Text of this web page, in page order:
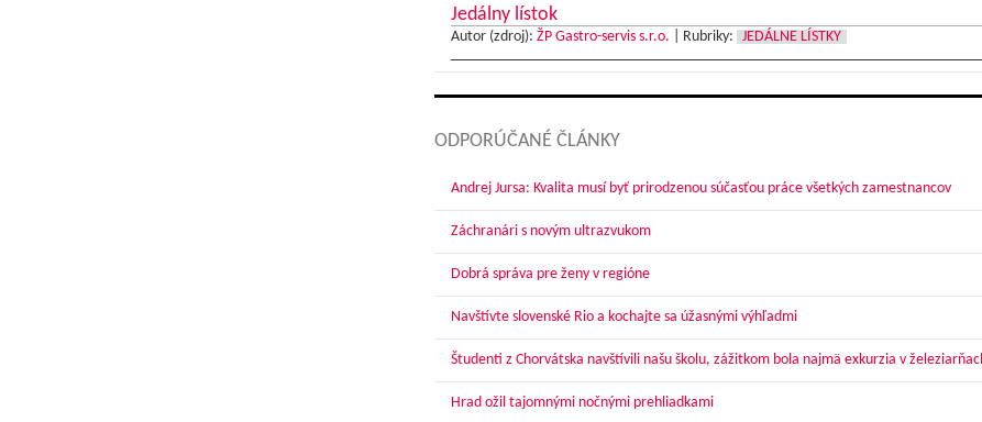
Jedálny lístok
Autor (zdroj): ŽP Gastro-servis s.r.o. Rubriky: JEDÁLNE LÍSTKY
ODPORÚČANÉ ČLÁNKY
Andrej Jursa: Kvalita musí byť prirodzenou súčasťou práce všetkých zamestnancov
Záchranári s novým ultrazvukom
Dobrá správa pre ženy v regióne
Navštívte slovenské Rio a kochajte sa úžasnými výhľadmi
Študenti z Chorvátska navštívili našu školu, zážitkom bola najmä exkurzia v
Hrad ožil tajomnými nočnými prehliadkami